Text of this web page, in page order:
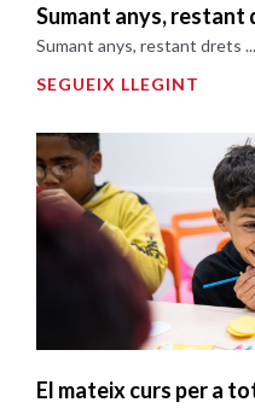
Sumant anys, restant
Sumant anys, restant drets ...
SEGUEIX LLEGINT
El mateix curs per a